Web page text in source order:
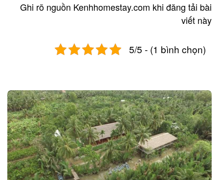
Ghi rõ nguồn Kenhhomestay.com khi đăng tải bài
viết này
5/5 - (1 bình chọn)
Post
navigation